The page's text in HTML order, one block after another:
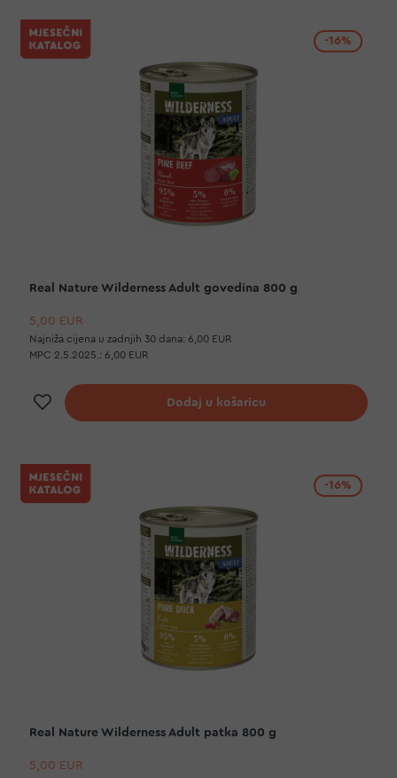
-16%
Real Nature Wilderness Adult govedina 800 g
5,00 EUR
Najniža cijena u zadnjih 30 dana: 6,00 EUR
MPC 2.5.2025.: 6,00 EUR
Dodaj na listu želja
Dodaj u košaricu
-16%
Real Nature Wilderness Adult patka 800 g
5,00 EUR